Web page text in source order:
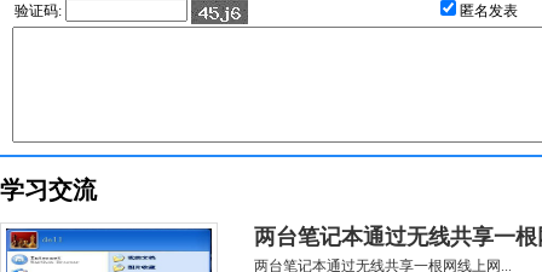
验证码:
匿名发表
学习交流
两台笔记本通过无线共享一
两台笔记本通过无线共享一根网线上网...